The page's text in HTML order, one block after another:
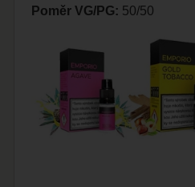
Poměr VG/PG: 50/50